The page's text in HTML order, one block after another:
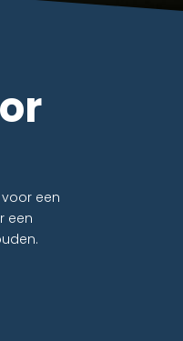
een
een